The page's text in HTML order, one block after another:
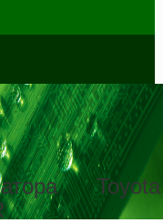
Toyota